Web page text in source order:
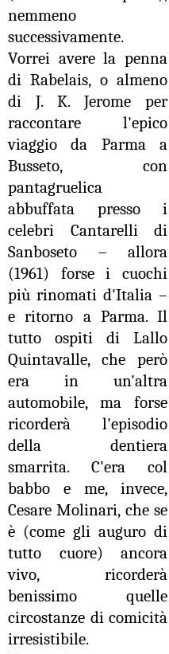
nemmeno
successivamente.
Vorrei avere la penna
di Rabelais, o almeno
di J. K. Jerome per
raccontare l'epico
viaggio da Parma a
Busseto, con
pantagruelica
abbuffata presso i
celebri Cantarelli di
Sanboseto – allora
(1961) forse i cuochi
più rinomati d'Italia –
e ritorno a Parma. Il
tutto ospiti di Lallo
Quintavalle, che però
era in un'altra
automobile, ma forse
ricorderà l'episodio
della dentiera
smarrita. C'era col
babbo e me, invece,
Cesare Molinari, che se
è (come gli auguro di
tutto cuore) ancora
vivo, ricorderà
benissimo quelle
circostanze di comicità
irresistibile.